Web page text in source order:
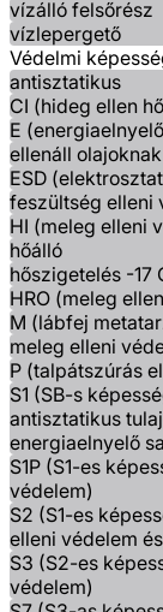
vízálló felsőrész
vízlepergető
Védelmi
antisztatikus
CI (hideg ellen
E
ellenáll olajoknak
ESD
feszültség elleni
HI (meleg elleni
hőálló
hőszigetelés -17
HRO (meleg
M (lábfej
meleg elleni
P (talpátszúrás
S1 (SB-s
antisztatikus
energiaelnyelő
S1P (S1-es
védelem)
S2 (S1-es
elleni védelem
S3 (S2-es
védelem)